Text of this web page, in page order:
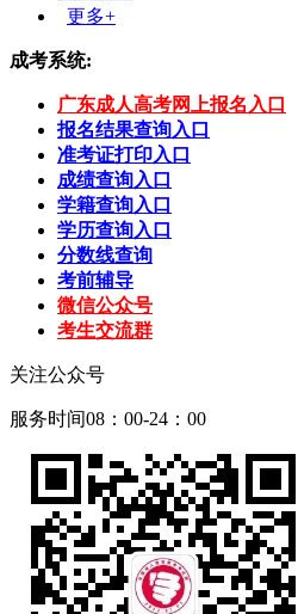
更多+
成考系统:
广东成人高考网上报名入口
报名结果查询入口
准考证打印入口
成绩查询入口
学籍查询入口
学历查询入口
分数线查询
考前辅导
微信公众号
考生交流群
关注公众号
服务时间08：00-24：00